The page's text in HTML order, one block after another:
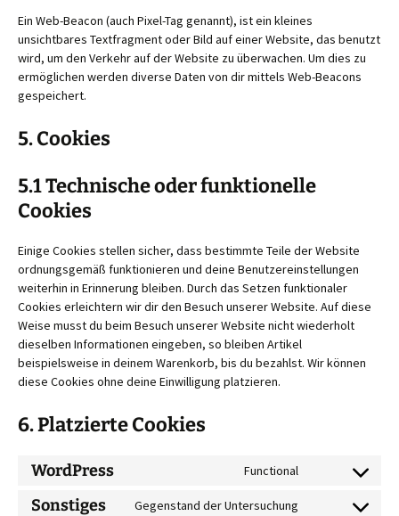
Ein Web-Beacon (auch Pixel-Tag genannt), ist ein kleines
unsichtbares Textfragment oder Bild auf einer Website, das benutzt
wird, um den Verkehr auf der Website zu überwachen. Um dies zu
ermöglichen werden diverse Daten von dir mittels Web-Beacons
gespeichert.
5. Cookies
5.1 Technische oder funktionelle
Cookies
Einige Cookies stellen sicher, dass bestimmte Teile der Website
ordnungsgemäß funktionieren und deine Benutzereinstellungen
weiterhin in Erinnerung bleiben. Durch das Setzen funktionaler
Cookies erleichtern wir dir den Besuch unserer Website. Auf diese
Weise musst du beim Besuch unserer Website nicht wiederholt
dieselben Informationen eingeben, so bleiben Artikel
beispielsweise in deinem Warenkorb, bis du bezahlst. Wir können
diese Cookies ohne deine Einwilligung platzieren.
6. Platzierte Cookies
WordPress Functional
Sonstiges Gegenstand der Untersuchung